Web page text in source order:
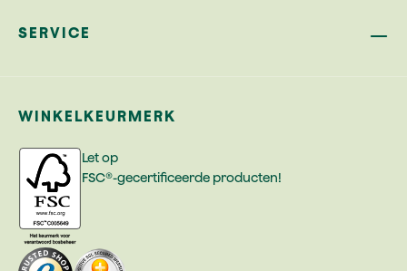
SERVICE
WINKELKEURMERK
Let op
FSC®-gecertificeerde producten!